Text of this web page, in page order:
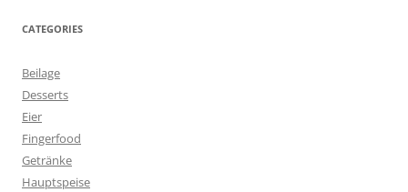
CATEGORIES
Beilage
Desserts
Eier
Fingerfood
Getränke
Hauptspeise